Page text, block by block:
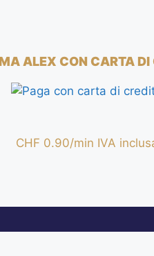
ALEX CON CARTA DI
CHF 0.90/min IVA